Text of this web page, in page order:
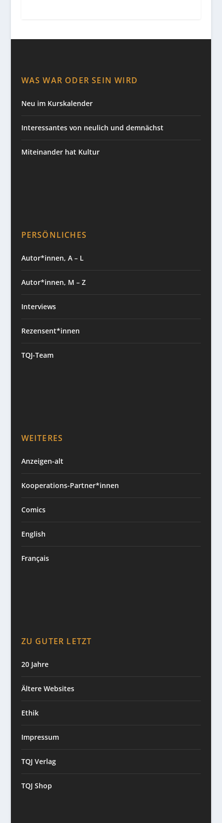
WAS WAR ODER SEIN WIRD
Neu im Kurskalender
Interessantes von neulich und demnächst
Miteinander hat Kultur
PERSÖNLICHES
Autor*innen, A – L
Autor*innen, M – Z
Interviews
Rezensent*innen
TQJ-Team
WEITERES
Anzeigen-alt
Kooperations-Partner*innen
Comics
English
Français
ZU GUTER LETZT
20 Jahre
Ältere Websites
Ethik
Impressum
TQJ Verlag
TQJ Shop